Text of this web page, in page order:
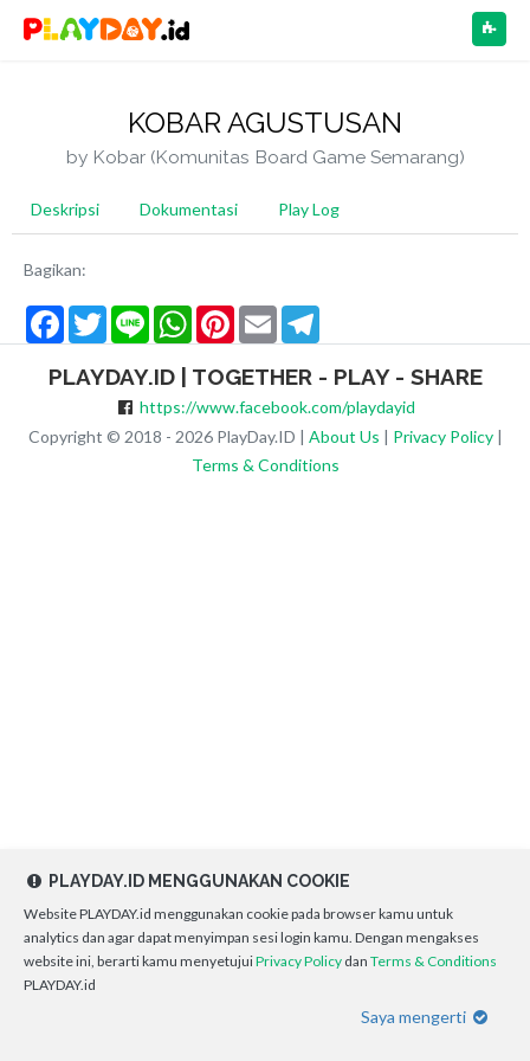
NAV
KOBAR AGUSTUSAN
by Kobar (Komunitas Board Game Semarang)
Deskripsi Dokumentasi Play Log
Bagikan:
FacebookTwitterLine WhatsAppPinterest
Email
PLAYDAY.ID | TOGETHER - PLAY - SHARE
https://www.facebook.com/playdayid
Copyright © 2018 - 2026 PlayDay.ID | About Us | Privacy Policy|
Terms & Conditions
PLAYDAY.ID MENGGUNAKAN COOKIE
Website PLAYDAY.id menggunakan cookie pada browser kamu untuk
analytics dan agar dapat menyimpan sesi login kamu. Dengan mengakses
website ini, berarti kamu menyetujuiPrivacy Policy dan Terms & Conditions
PLAYDAY.id
Saya mengerti